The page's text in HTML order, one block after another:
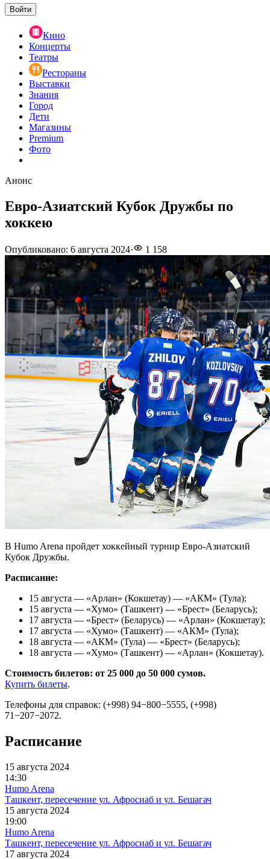
Войти
Кино
Концерты
Театры
Рестораны
Выставки
Знания
Город
Дети
Магазины
Premium
Фото
Анонс
Евро-Азиатский Кубок Дружбы по
хоккею
Опубликовано: 6 августа 2024· 1 158
В Humo Arena пройдет хоккейный турнир Евро-Азиатский
Кубок Дружбы.
Расписание:
15 августа — «Арлан» (Кокшетау) — «АКМ» (Тула);
15 августа — «Хумо» (Ташкент) — «Брест» (Беларусь);
17 августа — «Брест» (Беларусь) — «Арлан» (Кокшетау);
17 августа — «Хумо» (Ташкент) — «АКМ» (Тула);
18 августа — «АКМ» (Тула) — «Брест» (Беларусь);
18 августа — «Хумо» (Ташкент) — «Арлан» (Кокшетау).
Стоимость билетов: от 25 000 до 50 000 сумов.
Купить билеты.
Телефоны для справок: (+998) 94−800−5555, (+998)
71−207−2072.
Расписание
15 августа 2024
14:30
Humo Arena
Ташкент, пересечение ул. Афросиаб и ул. Бешагач
15 августа 2024
19:00
Humo Arena
Ташкент, пересечение ул. Афросиаб и ул. Бешагач
17 августа 2024